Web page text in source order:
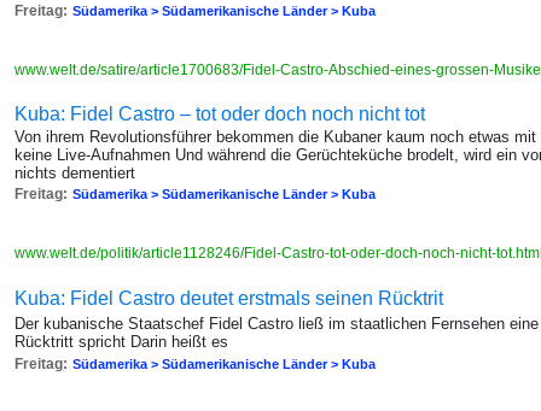
Freitag: Südamerika > Südamerikanische Länder > Kuba
www.welt.de/satire/article1700683/Fidel-Castro-Abschied-eines-grossen-
Kuba: Fidel Castro – tot oder doch noch nicht tot
Von ihrem Revolutionsführer bekommen die Kubaner kaum noch etwas
keine Live-Aufnahmen Und während die Gerüchteküche brodelt, wird ein
nichts dementiert
Freitag: Südamerika > Südamerikanische Länder > Kuba
www.welt.de/politik/article1128246/Fidel-Castro-tot-oder-doch-noch-nicht-
Kuba: Fidel Castro deutet erstmals seinen Rücktrit
Der kubanische Staatschef Fidel Castro ließ im staatlichen Fernsehen
Rücktritt spricht Darin heißt es
Freitag: Südamerika > Südamerikanische Länder > Kuba